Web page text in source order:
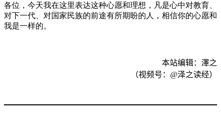
各位，今天我在这里表达这种心愿和理想，凡是心中对教育、
对下一代、对国家民族的前途有所期盼的人，相信你的心愿和
我是一样的。
本站编辑：澤之
（视频号： @泽之读经）